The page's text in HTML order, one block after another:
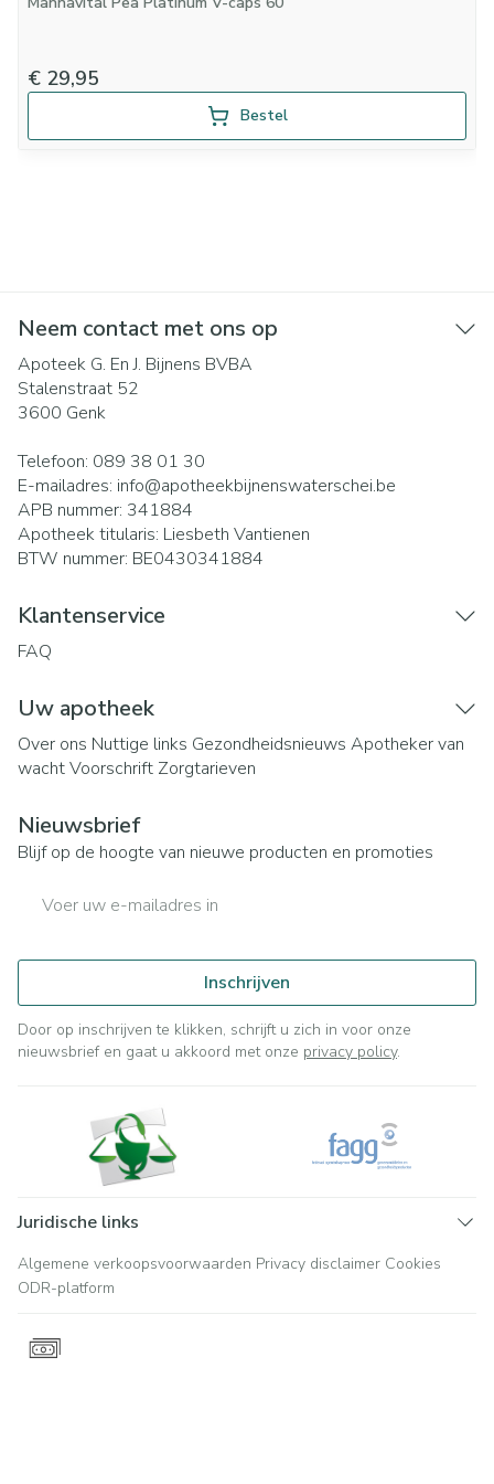
€ 29,95
Bestel
Neem contact met ons op
Apoteek G. En J. Bijnens BVBA
Stalenstraat 52
3600 Genk
Telefoon: 089 38 01 30
E-mailadres: info@apotheekbijnenswaterschei.be
APB nummer: 341884
Apotheek titularis: Liesbeth Vantienen
BTW nummer: BE0430341884
Klantenservice
FAQ
Uw apotheek
Over ons Nuttige links Gezondheidsnieuws Apotheker van
wachtVoorschrift Zorgtarieven
Nieuwsbrief
Blijf op de hoogte van nieuwe producten en promoties
Inschrijven
Door op inschrijven te klikken, schrijft u zich in voor onze
nieuwsbrief en gaat u akkoord met onze privacy policy.
Juridische links
Algemene verkoopsvoorwaarden Privacy disclaimer Cookies
ODR-platform